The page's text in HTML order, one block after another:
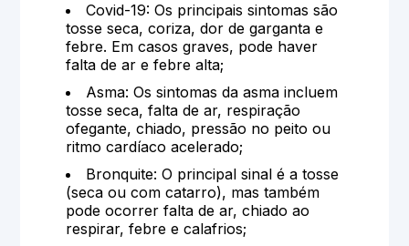
Covid-19: Os principais sintomas são
tosse seca, coriza, dor de garganta e
febre. Em casos graves, pode haver
falta de ar e febre alta;
Asma: Os sintomas da asma incluem
tosse seca, falta de ar, respiração
ofegante, chiado, pressão no peito ou
ritmo cardíaco acelerado;
Bronquite: O principal sinal é a tosse
(seca ou com catarro), mas também
pode ocorrer falta de ar, chiado ao
respirar, febre e calafrios;